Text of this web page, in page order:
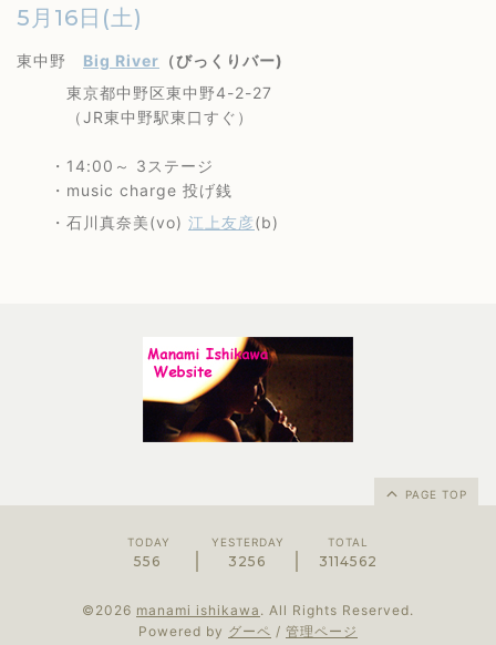
5月16日(土)
東中野 Big River （びっくりバー)
東京都中野区東中野4-2-27
（JR東中野駅東口すぐ）
・14:00～ 3ステージ
・music charge 投げ銭
・石川真奈美(vo) 江上友彦(b)
PAGE TOP
TODAY
556
YESTERDAY
3256
TOTAL
3114562
©2026 manami ishikawa . All Rights Reserved.
Powered by グーペ / 管理ページ